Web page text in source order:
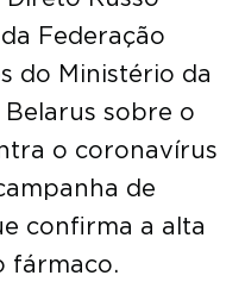
Federação
do Ministério da
Belarus sobre o
o coronavírus
de
confirma a alta
fármaco.